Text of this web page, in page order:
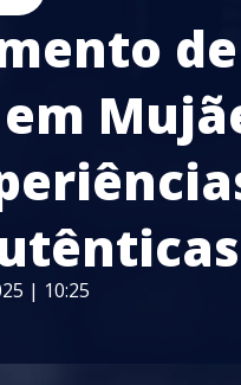
de
| 10:25